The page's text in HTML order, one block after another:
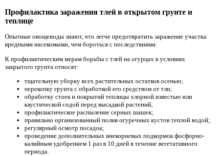
Профилактика заражения тлей в открытом грунте и
теплице
Опытные овощеводы знают, что легче предотвратить заражение участка
вредными насекомыми, чем бороться с последствиями.
К профилактическим мерам борьбы с тлей на огурцах в условиях
закрытого грунта относят:
тщательную уборку всех растительных остатков осенью;
перекопку грунта с обработкой его средством от тли;
обработку стоек и покрытий теплицы хлорной известью или
каустической содой перед высадкой растений;
профилактическое распыление серных шашек;
правильно организованный полив огуречных кустов теплой водой;
регулярный осмотр посадок;
проведение дополнительных внекорневых подкормок фосфорно-
калийным удобрением 1 раз в 10 дней в течение вегетативного
периода.